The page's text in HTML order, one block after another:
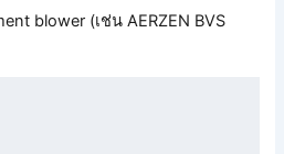
blower (เช่น AERZEN BVS